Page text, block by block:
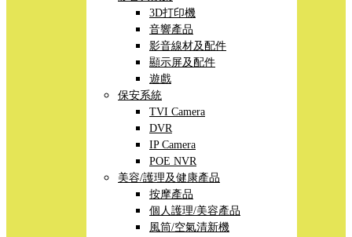
3D打印機
音響產品
影音線材及配件
顯示屏及配件
遊戲
保安系統
TVI Camera
DVR
IP Camera
POE NVR
美容/護理及健康產品
按摩產品
個人護理/美容產品
風筒/空氣清新機